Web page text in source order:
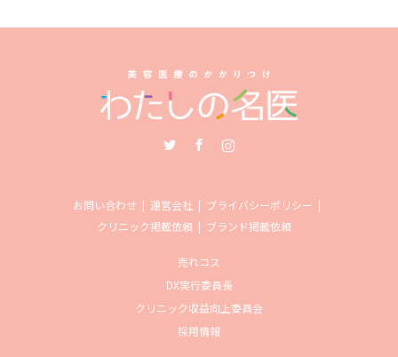
お問い合わせ 運営会社
プライバシーポリシー
クリニック掲載依頼
ブランド掲載依頼
売れコス
DX実行委員長
クリニック収益向上委員会
採用情報